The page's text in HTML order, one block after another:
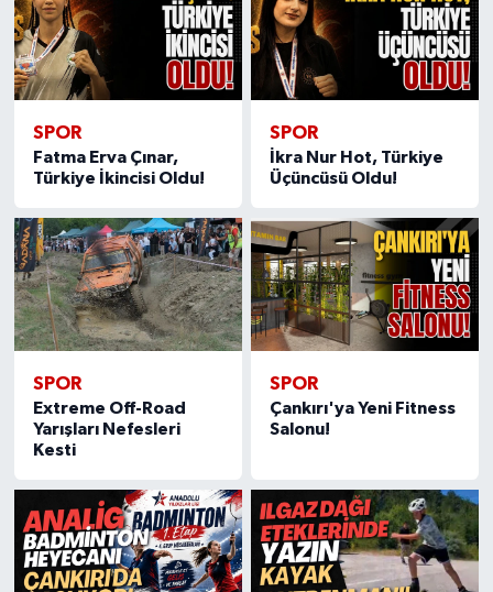
SPOR
Fatma Erva Çınar,
Türkiye İkincisi Oldu!
SPOR
İkra Nur Hot, Türkiye
Üçüncüsü Oldu!
SPOR
Extreme Off-Road
Yarışları Nefesleri
Kesti
SPOR
Çankırı'ya Yeni Fitness
Salonu!